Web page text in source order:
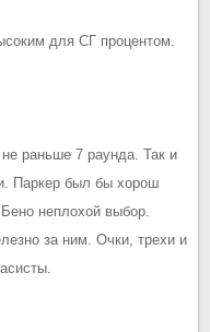
для СГ процентом.
раньше 7 раунда. Так и
Паркер был бы хорош
неплохой выбор.
за ним. Очки, трехи и